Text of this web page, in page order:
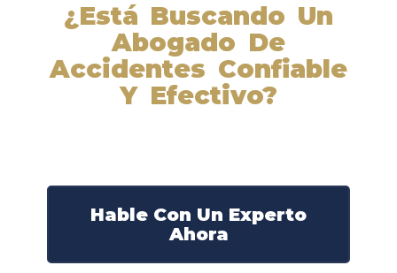
¿Está Buscando Un
Abogado De
Accidentes Confiable
Y Efectivo?
Hable Con Un Experto
Ahora